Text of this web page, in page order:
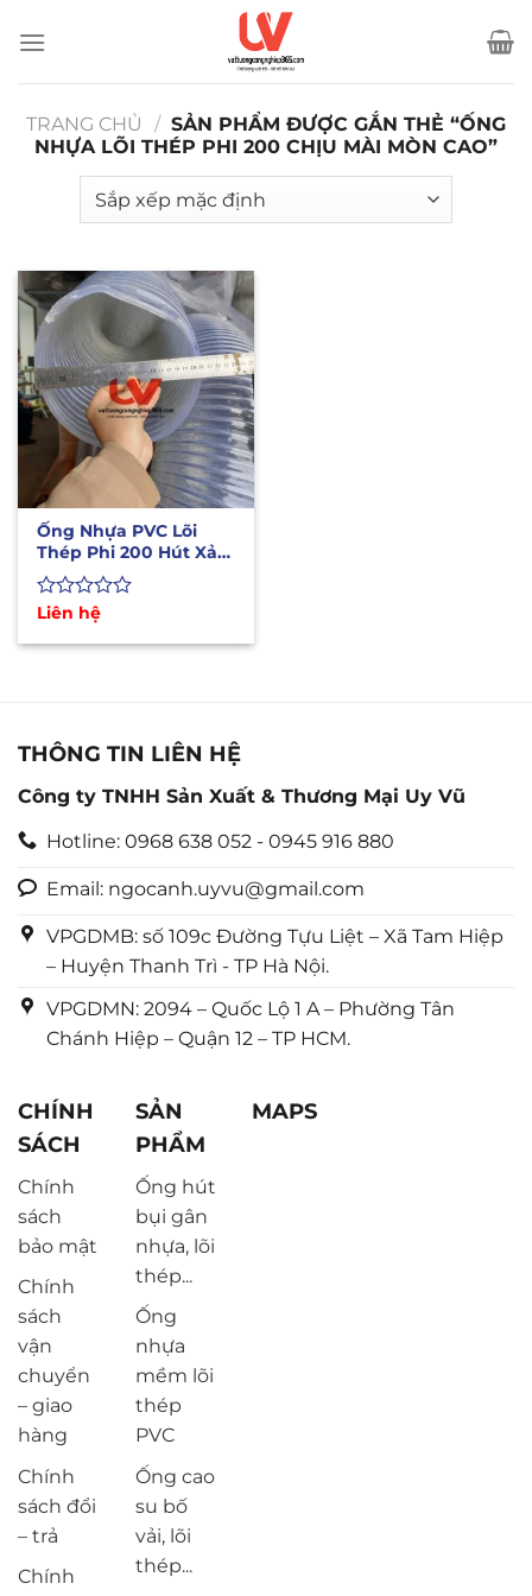
qua
TRANG CHỦ
/ SẢN PHẨM ĐƯỢC GẮN THẺ “ỐNG
NHỰA LÕI THÉP PHI 200 CHỊU MÀI MÒN CAO”
Ống Nhựa PVC Lõi
Thép Phi 200 Hút Xả
Nước Chịu Áp Lực Cao
Được
hạng
Liên hệ
THÔNG TIN LIÊN HỆ
Công ty TNHH Sản Xuất & Thương Mại Uy Vũ
Hotline: 0968 638 052 - 0945 916 880
Email: ngocanh.uyvu@gmail.com
VPGDMB: số 109c Đường Tựu Liệt – Xã Tam Hiệp
– Huyện Thanh Trì - TP Hà Nội.
VPGDMN: 2094 – Quốc Lộ 1 A – Phường Tân
Chánh Hiệp – Quận 12 – TP HCM.
CHÍNH
SÁCH
Chính
sách
bảo mật
Chính
sách
vận
chuyển
– giao
hàng
Chính
sách đổi
– trả
Chính
SẢN
PHẨM
Ống hút
bụi gân
nhựa, lõi
thép...
Ống
nhựa
mềm lõi
thép
PVC
Ống cao
su bố
vải, lõi
thép...
MAPS